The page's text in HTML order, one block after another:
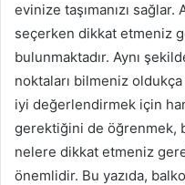
evinize taşımanızı
seçerken dikkat etmeniz
bulunmaktadır. Aynı
noktaları bilmeniz oldukça
iyi değerlendirmek için
gerektiğini de öğrenmek,
nelere dikkat etmeniz
önemlidir. Bu yazıda,